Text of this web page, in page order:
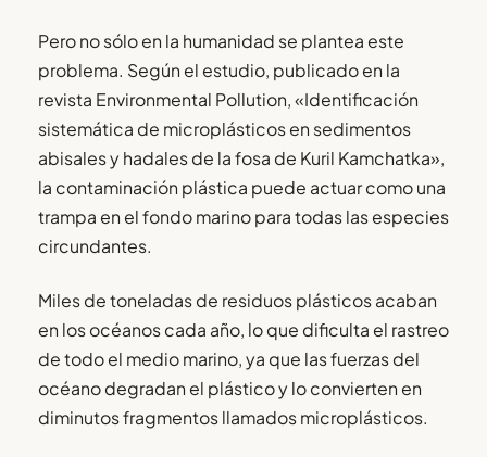
Pero no sólo en la humanidad se plantea este
problema. Según el estudio, publicado en la
revista Environmental Pollution, «Identificación
sistemática de microplásticos en sedimentos
abisales y hadales de la fosa de Kuril Kamchatka»,
la contaminación plástica puede actuar como una
trampa en el fondo marino para todas las especies
circundantes.
Miles de toneladas de residuos plásticos acaban
en los océanos cada año, lo que dificulta el rastreo
de todo el medio marino, ya que las fuerzas del
océano degradan el plástico y lo convierten en
diminutos fragmentos llamados microplásticos.